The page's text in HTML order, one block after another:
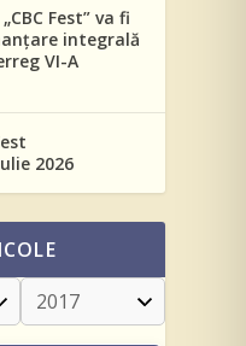
Fest” va fi
integrală
VI-A
2026